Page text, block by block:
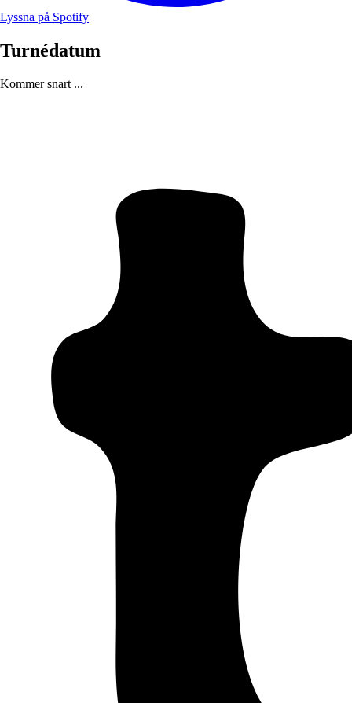
Lyssna på Spotify
Turnédatum
Kommer snart ...